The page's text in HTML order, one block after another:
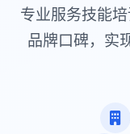
专业服务技能
品牌口碑，实